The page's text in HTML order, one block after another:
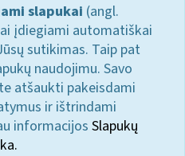
slapukai (angl.
įdiegiami automatiškai
sutikimas. Taip pat
naudojimu. Savo
atšaukti pakeisdami
ir ištrindami
informacijos Slapukų